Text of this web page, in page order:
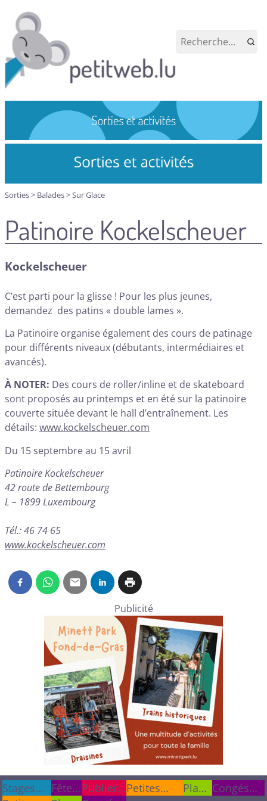
Sorties> Balades>Sur Glace
Patinoire Kockelscheuer
Kockelscheuer
C’est parti pour la glisse ! Pour les plus jeunes,
demandez des patins « double lames ».
La Patinoire organise également des cours de patinage
pour différents niveaux (débutants, intermédiaires et
avancés).
À NOTER: Des cours de roller/inline et de skateboard
sont proposés au printemps et en été sur la patinoire
couverte située devant le hall d’entraînement. Les
détails: www.kockelscheuer.com
Du 15 septembre au 15 avril
Patinoire Kockelscheuer
42 route de Bettembourg
L – 1899 Luxembourg
Tél.: 46 74 65
www.kockelscheuer.com
Publicité
Stages
Stages
Fêtes
Fêtes Publier
Publier
Petites
Plan Congés